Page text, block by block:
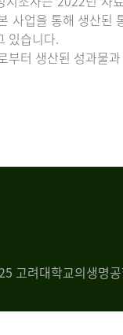
사업을 통해 생산된
있습니다.
부터 생산된 성과물
고려대학교의생명